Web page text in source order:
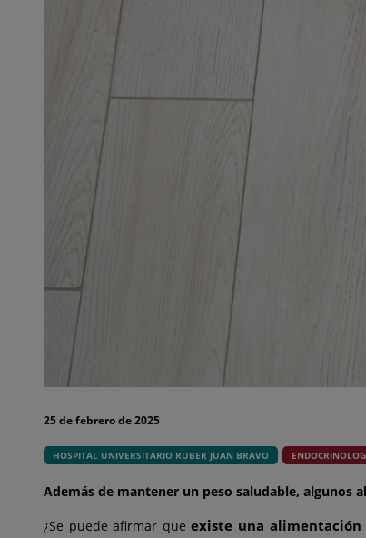
25 de febrero de 2025
HOSPITAL UNIVERSITARIO RUBER JUAN BRAVO
Además de mantener un peso saludable, algunos
¿Se puede afirmar queexiste una